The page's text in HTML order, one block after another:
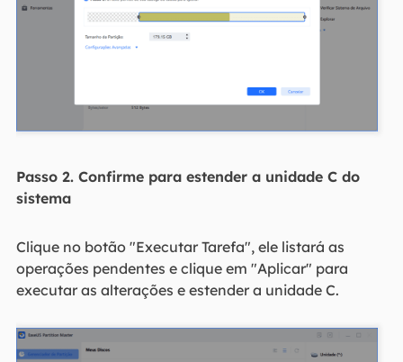
Passo 2. Confirme para estender a unidade C do
sistema
Clique no botão "Executar Tarefa", ele listará as
operações pendentes e clique em "Aplicar" para
executar as alterações e estender a unidade C.